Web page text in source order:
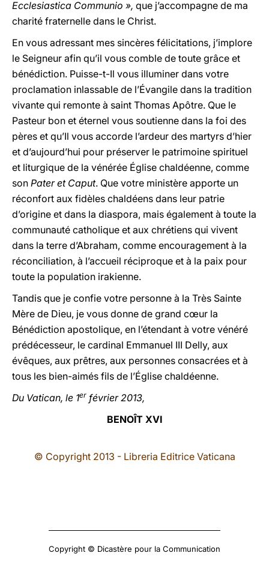
Ecclesiastica Communio », que j’accompagne de ma
charité fraternelle dans le Christ.
En vous adressant mes sincères félicitations, j’implore
le Seigneur afin qu’il vous comble de toute grâce et
bénédiction. Puisse-t-Il vous illuminer dans votre
proclamation inlassable de l’Évangile dans la tradition
vivante qui remonte à saint Thomas Apôtre. Que le
Pasteur bon et éternel vous soutienne dans la foi des
pères et qu’Il vous accorde l’ardeur des martyrs d’hier
et d’aujourd’hui pour préserver le patrimoine spirituel
et liturgique de la vénérée Église chaldéenne, comme
son Pater et Caput. Que votre ministère apporte un
réconfort aux fidèles chaldéens dans leur patrie
d’origine et dans la diaspora, mais également à toute la
communauté catholique et aux chrétiens qui vivent
dans la terre d’Abraham, comme encouragement à la
réconciliation, à l’accueil réciproque et à la paix pour
toute la population irakienne.
Tandis que je confie votre personne à la Très Sainte
Mère de Dieu, je vous donne de grand cœur la
Bénédiction apostolique, en l’étendant à votre vénéré
prédécesseur, le cardinal Emmanuel III Delly, aux
évêques, aux prêtres, aux personnes consacrées et à
tous les bien-aimés fils de l’Église chaldéenne.
Du Vatican, le 1er février 2013,
BENOÎT XVI
© Copyright 2013 - Libreria Editrice Vaticana
Copyright © Dicastère pour la Communication